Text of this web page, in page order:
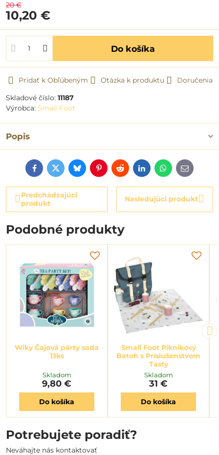
20 €
10,20 €
Do košíka
Pridať k Obľúbeným Otázka k produktu
Doručenia
Skladové číslo: 11187
Výrobca: Small Foot
Popis
FacebookTwitterBlueskyPinterestRedditLinkedInWhatsApp
E-
mail
Predchádzajúci
produkt
Nasledujúci produkt
Podobné produkty
Wiky Čajová párty sada
13ks
Skladom
9,80 €
Do košíka
Small Foot Piknikový
Batoh s Príslušenstvom
Tasty
Skladom
31 €
Do košíka
Potrebujete poradiť?
Neváhajte nás kontaktovať